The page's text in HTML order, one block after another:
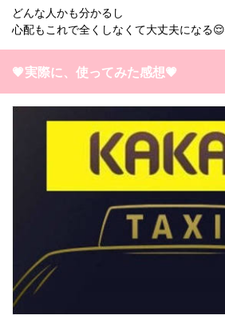
どんな人かも分かるし
心配もこれで全くしなくて大丈夫になる😌
💗実際に、使ってみた感想💗